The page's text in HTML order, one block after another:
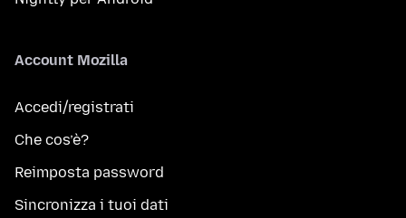
Account Mozilla
Accedi/registrati
Che cos’è?
Reimposta password
Sincronizza i tuoi dati